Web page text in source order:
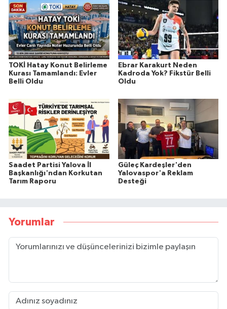
TOKİ Hatay Konut Belirleme
Kurası Tamamlandı: Evler
Belli Oldu
Ebrar Karakurt Neden
Kadroda Yok? Fikstür Belli
Oldu
Saadet Partisi Yalova İl
Başkanlığı'ndan Korkutan
Tarım Raporu
Güleç Kardeşler'den
Yalovaspor'a Reklam
Desteği
Yorumlar